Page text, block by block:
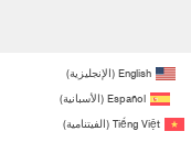
English
(الإنجليزية)
Español
(الأسبانية)
Tiếng Việt
(الفيتنامية)